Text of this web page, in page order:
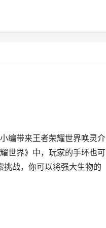
编带来王者荣耀世界唤灵介
世界》中，玩家的手环也可
挑战，你可以将强大生物的